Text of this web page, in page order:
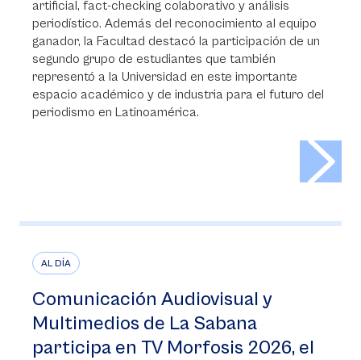
artificial, fact-checking colaborativo y análisis
periodístico. Además del reconocimiento al equipo
ganador, la Facultad destacó la participación de un
segundo grupo de estudiantes que también
representó a la Universidad en este importante
espacio académico y de industria para el futuro del
periodismo en Latinoamérica.
AL DÍA
Comunicación Audiovisual y
Multimedios de La Sabana
participa en TV Morfosis 2026, el